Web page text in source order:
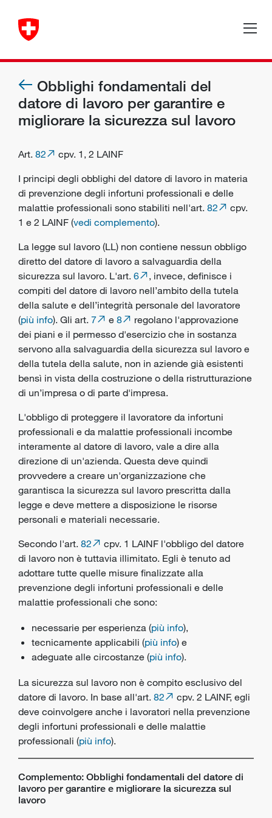
Obblighi fondamentali del
datore di lavoro per garantire e
migliorare la sicurezza sul lavoro
Art. 82
cpv. 1, 2 LAINF
I principi degli obblighi del datore di lavoro in materia
di prevenzione degli infortuni professionali e delle
malattie professionali sono stabiliti nell'art. 82
cpv.
1 e 2 LAINF (vedi complemento).
La legge sul lavoro (LL) non contiene nessun obbligo
diretto del datore di lavoro a salvaguardia della
sicurezza sul lavoro. L'art. 6
, invece, definisce i
compiti del datore di lavoro nell’ambito della tutela
della salute e dell’integrità personale del lavoratore
(più info). Gli art. 7 e 8
regolano l'approvazione
dei piani e il permesso d'esercizio che in sostanza
servono alla salvaguardia della sicurezza sul lavoro e
della tutela della salute, non in aziende già esistenti
bensì in vista della costruzione o della ristrutturazione
di un’impresa o di parte d'impresa.
L'obbligo di proteggere il lavoratore da infortuni
professionali e da malattie professionali incombe
interamente al datore di lavoro, vale a dire alla
direzione di un'azienda. Questa deve quindi
provvedere a creare un'organizzazione che
garantisca la sicurezza sul lavoro prescritta dalla
legge e deve mettere a disposizione le risorse
personali e materiali necessarie.
Secondo l'art. 82
cpv. 1 LAINF l'obbligo del datore
di lavoro non è tuttavia illimitato. Egli è tenuto ad
adottare tutte quelle misure finalizzate alla
prevenzione degli infortuni professionali e delle
malattie professionali che sono:
necessarie per esperienza (più info),
tecnicamente applicabili (più info) e
adeguate alle circostanze (più info).
La sicurezza sul lavoro non è compito esclusivo del
datore di lavoro. In base all'art. 82
cpv. 2 LAINF, egli
deve coinvolgere anche i lavoratori nella prevenzione
degli infortuni professionali e delle malattie
professionali (più info).
Complemento: Obblighi fondamentali del datore di
lavoro per garantire e migliorare la sicurezza sul
lavoro